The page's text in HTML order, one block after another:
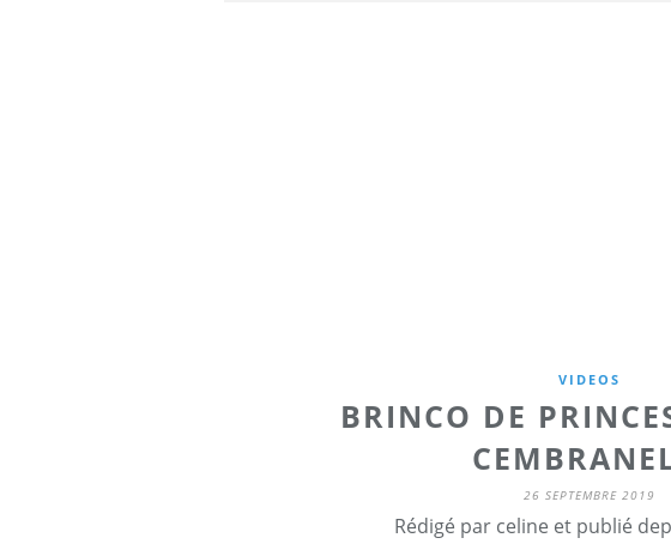
VIDEOS
BRINCO DE
26 SEPTEMBRE 2019
Rédigé par celine et publié